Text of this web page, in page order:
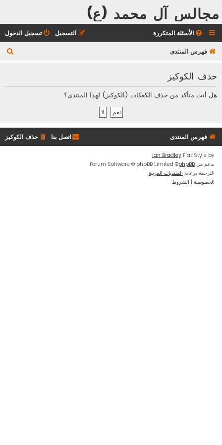
مجالس آل محمد (ع)
الأسئلة المتكررة تسجيل الدخول التسجيل
فهرس المنتدى
حذف الكوكيز
هل أنت متأكد من حذف الكعكات (الكوكيز) لهذا المنتدى؟
فهرس المنتدى حذف الكوكيز اتصل بنا
Flat Style by
Ian Bradley
بدعم من phpBB
® Forum Software © phpBB Limited
الترجمة برعاية المنتديات العربية
الخصوصية | الشروط